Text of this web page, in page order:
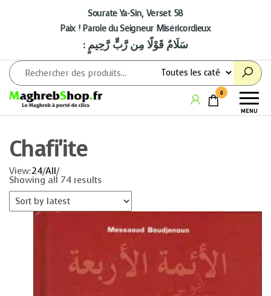
Sourate Ya-Sin, Verset 58
Paix ! Parole du Seigneur Miséricordieux
: سَلَامٌ قَوْلًا مِن رَّبٍّ رَّحِيمٍ
Maghrebshop
à porter
MENU
0
Chafi'ite
View:24/All/
Showing all 74 results